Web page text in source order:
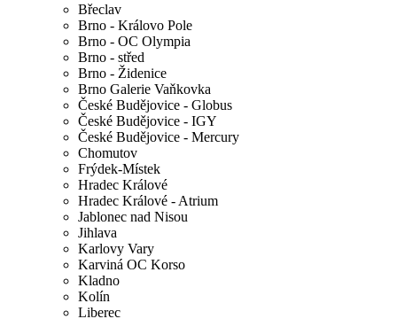
Břeclav
Brno - Královo Pole
Brno - OC Olympia
Brno - střed
Brno - Židenice
Brno Galerie Vaňkovka
České Budějovice - Globus
České Budějovice - IGY
České Budějovice - Mercury
Chomutov
Frýdek-Místek
Hradec Králové
Hradec Králové - Atrium
Jablonec nad Nisou
Jihlava
Karlovy Vary
Karviná OC Korso
Kladno
Kolín
Liberec